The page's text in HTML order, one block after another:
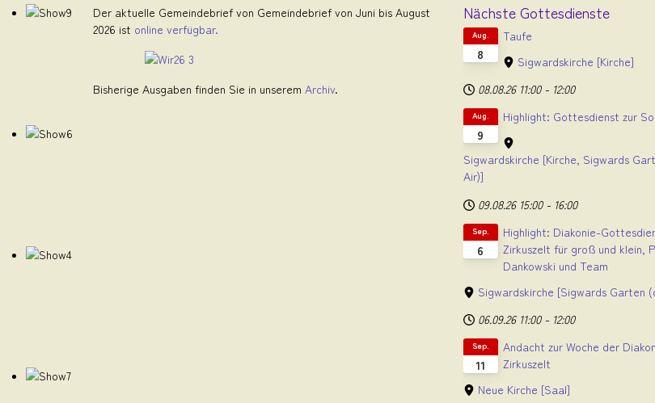
Der aktuelle Gemeindebrief von Gemeindebrief von Juni bis August
2026 ist online verfügbar.
Bisherige Ausgaben finden Sie in unserem Archiv.
Nächste Gottesdienste
8
Aug.
Taufe
Sigwardskirche [Kirche]
08.08.26 11:00 - 12:00
9
Aug. Highlight: Gottesdienst zur
Sigwardskirche [Kirche, Sigwards
Air)]
09.08.26 15:00 - 16:00
6
Sep.
Highlight: Diakonie-
Zirkuszelt für groß und klein,
Dankowski und Team
Sigwardskirche [Sigwards Garten
06.09.26 11:00 - 12:00
11
Sep.
Andacht zur Woche der
Zirkuszelt
Neue Kirche [Saal]